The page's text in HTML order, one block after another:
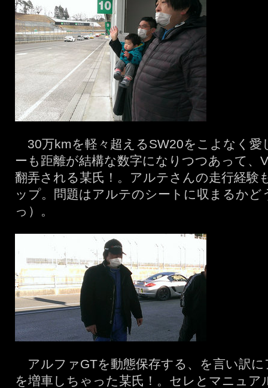
30万kmを軽々超えるSW20をこよなく愛
ーも距離が結構な数字になりつつあって、
翻弄される某氏！。アルテさんの走行経験
ップ。問題はアルテのシートに収まるかど
っ）。
アルファGTを動態保存する、を言い訳
を増車しちゃった某氏！。セレとマニュア